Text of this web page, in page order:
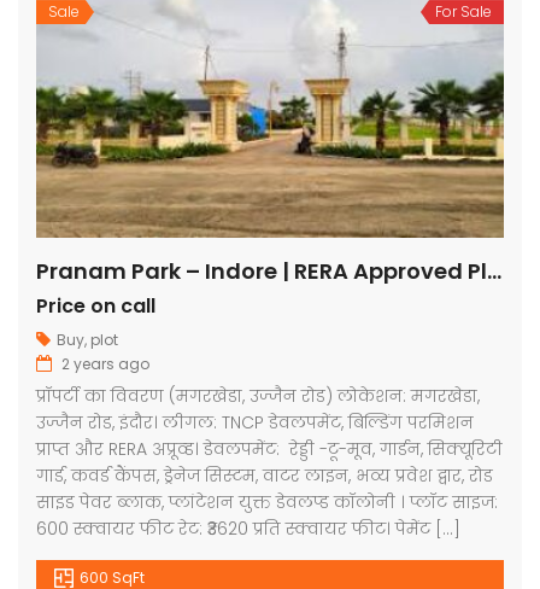
Sale For Sale
Pranam Park – Indore | RERA Approved Plots
Price on call
Buy, plot
2 years ago
प्रॉपर्टी का विवरण (मगरखेडा, उज्जैन रोड) लोकेशन: मगरखेडा,
उज्जैन रोड, इंदौर। लीगल: TNCP डेवलपमेंट, बिल्डिंग परमिशन
प्राप्त और RERA अप्रूव्ड। डेवलपमेंट: रेड्डी -टू-मूव, गार्डन, सिक्यूरिटी
गार्ड, कवर्ड कैंपस, ड्रेनेज सिस्टम, वाटर लाइन, भव्य प्रवेश द्वार, रोड
साइड पेवर ब्लाक, प्लांटेशन युक्त डेवलप्ड कॉलोनी । प्लॉट साइज:
600 स्क्वायर फीट रेट: ₹3620 प्रति स्क्वायर फीट। पेमेंट […]
600 SqFt